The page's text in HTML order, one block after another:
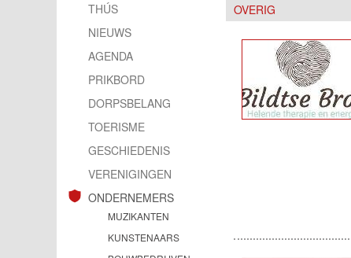
THÚS
NIEUWS
AGENDA
PRIKBORD
DORPSBELANG
TOERISME
GESCHIEDENIS
VERENIGINGEN
ONDERNEMERS
MUZIKANTEN
KUNSTENAARS
OVERIG